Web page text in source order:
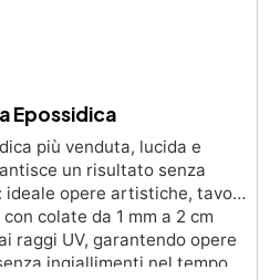
Epossidica
più venduta, lucida e
un risultato senza
opere artistiche, tavoli
colate da 1 mm a 2 cm
raggi UV, garantendo opere
ingiallimenti nel tempo